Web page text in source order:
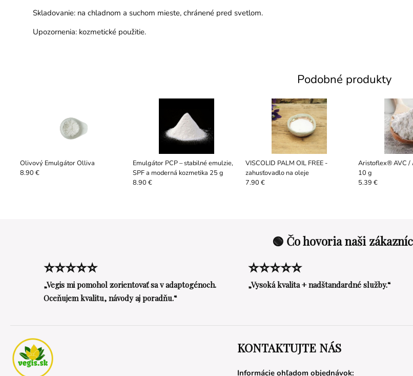
Skladovanie: na chladnom a suchom mieste, chránené pred svetlom.
Upozornenia: kozmetické použitie.
Podobné produkty
Olivový Emulgátor Olliva
8.90 €
Emulgátor PCP – stabilné emulzie,
SPF a moderná kozmetika 25 g
8.90 €
VISCOLID PALM OIL FREE -
zahusťovadlo na oleje
7.90 €
Aristoflex® AVC /
10 g
5.39 €
🟢 Čo hovoria naši
⭐⭐⭐⭐⭐
„Vegis mi pomohol zorientovať sa v adaptogénoch.
Oceňujem kvalitu, návody aj poradňu.“
⭐⭐⭐⭐⭐
„Vysoká kvalita + nadštandardné služby.“
KONTAKTUJTE NÁS
Informácie ohľadom objednávok: